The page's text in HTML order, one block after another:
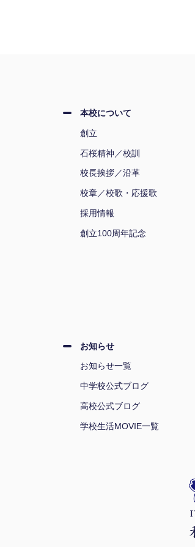
本校について
創立
石桜精神／校訓
校長挨拶／沿革
校章／校歌・応援歌
採用情報
創立100周年記念
お知らせ
お知らせ一覧
中学校公式ブログ
高校公式ブログ
学校生活MOVIE一覧